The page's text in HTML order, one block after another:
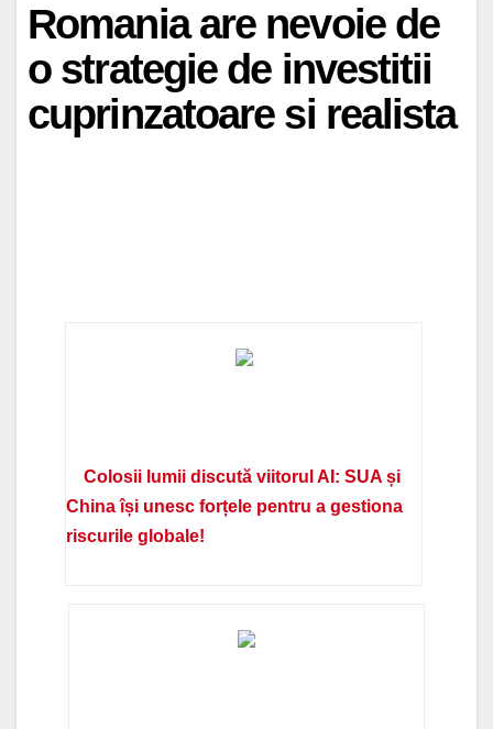
Romania are nevoie de
o strategie de investitii
cuprinzatoare si realista
Colosii lumii discută viitorul AI: SUA și
China își unesc forțele pentru a gestiona
riscurile globale!